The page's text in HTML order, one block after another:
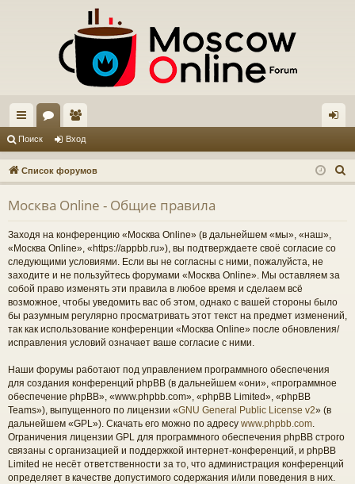
с
ы
лк
и
ум
ы
ол
ьз
ов
ат
ел
и
д
Поиск Вход
Список форумов
о
Москва Online - Общие правила
Заходя на конференцию «Москва Online» (в дальнейшем «мы», «наш»,
«Москва Online», «https://appbb.ru»), вы подтверждаете своё согласие со
следующими условиями. Если вы не согласны с ними, пожалуйста, не
заходите и не пользуйтесь форумами «Москва Online». Мы оставляем за
собой право изменять эти правила в любое время и сделаем всё
возможное, чтобы уведомить вас об этом, однако с вашей стороны было
бы разумным регулярно просматривать этот текст на предмет изменений,
так как использование конференции «Москва Online» после обновления/
исправления условий означает ваше согласие с ними.
Наши форумы работают под управлением программного обеспечения
для создания конференций phpBB (в дальнейшем «они», «программное
обеспечение phpBB», «www.phpbb.com», «phpBB Limited», «phpBB
Teams»), выпущенного по лицензии «GNU General Public License v2» (в
дальнейшем «GPL»). Скачать его можно по адресу www.phpbb.com
Ограничения лицензии GPL для программного обеспечения phpBB строго
связаны с организацией и поддержкой интернет-конференций, и phpBB
Limited не несёт ответственности за то, что администрация конференций
определяет в качестве допустимого содержания и/или поведения в них.